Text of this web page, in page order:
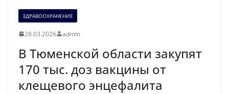
ЗДРАВООХРАНЕНИЕ
28.03.2026 admin
В Тюменской области закупят
170 тыс. доз вакцины от
клещевого энцефалита